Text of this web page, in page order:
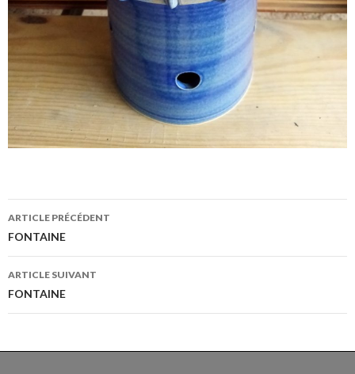
Navigation
des
articles
ARTICLE PRÉCÉDENT
FONTAINE
ARTICLE SUIVANT
FONTAINE